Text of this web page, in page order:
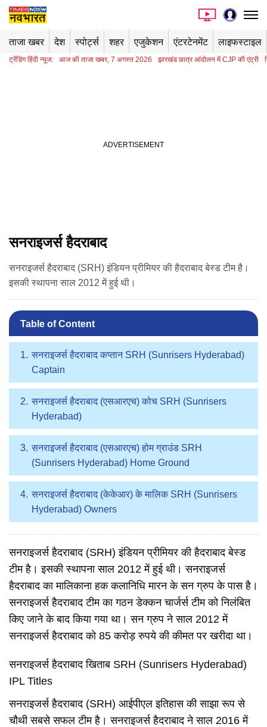
ताजा खबर देश स्पोर्ट्स शहर एजुकेशन एंटरटेनमेंट लाइफस्टाइल
ट्रेंडिंग हिंदी न्यूज: आज की ताजा खबर, 7 अगस्त 2026 झारखंड छात्र आंदोलन में CJP की एंट्री
सनराइजर्स हैदराबाद
सनराइजर्स हैदराबाद (SRH) इंडियन प्रीमियर की हैदराबाद बेस्ड टीम है।
इसकी स्थापना साल 2012 में हुई थी।
Table of Content
सनराइजर्स हैदराबाद कप्तान SRH (Sunrisers Hyderabad)
Captain
सनराइजर्स हैदराबाद (एसआरएच) कोच SRH (Sunrisers
Hyderabad)
सनराइजर्स हैदराबाद (एसआरएच) होम ग्राउंड SRH
(Sunrisers Hyderabad) Home Ground
सनराइजर्स हैदराबाद (केकेआर) के मालिक SRH (Sunrisers
Hyderabad) Owners
सनराइजर्स हैदराबाद (SRH) इंडियन प्रीमियर की हैदराबाद बेस्ड
टीम है। इसकी स्थापना साल 2012 में हुई थी। सनराइजर्स
हैदराबाद का मालिकाना हक कलानिधि मारन के सन ग्रुप के पास है।
सनराइजर्स हैदराबाद टीम का गठन डेक्कन चार्जर्स टीम को निलंबित
किए जाने के बाद किया गया था। सन ग्रुप ने साल 2012 में
सनराइजर्स हैदराबाद को 85 करोड़ रुपये की कीमत पर खरीदा था।
सनराइजर्स हैदराबाद खिताब SRH (Sunrisers Hyderabad)
IPL Titles
सनराइजर्स हैदराबाद (SRH) आईपीएल इतिहास की साझा रूप से
चौथी सबसे सफल टीम है। सनराइजर्स हैदराबाद ने साल 2016 में